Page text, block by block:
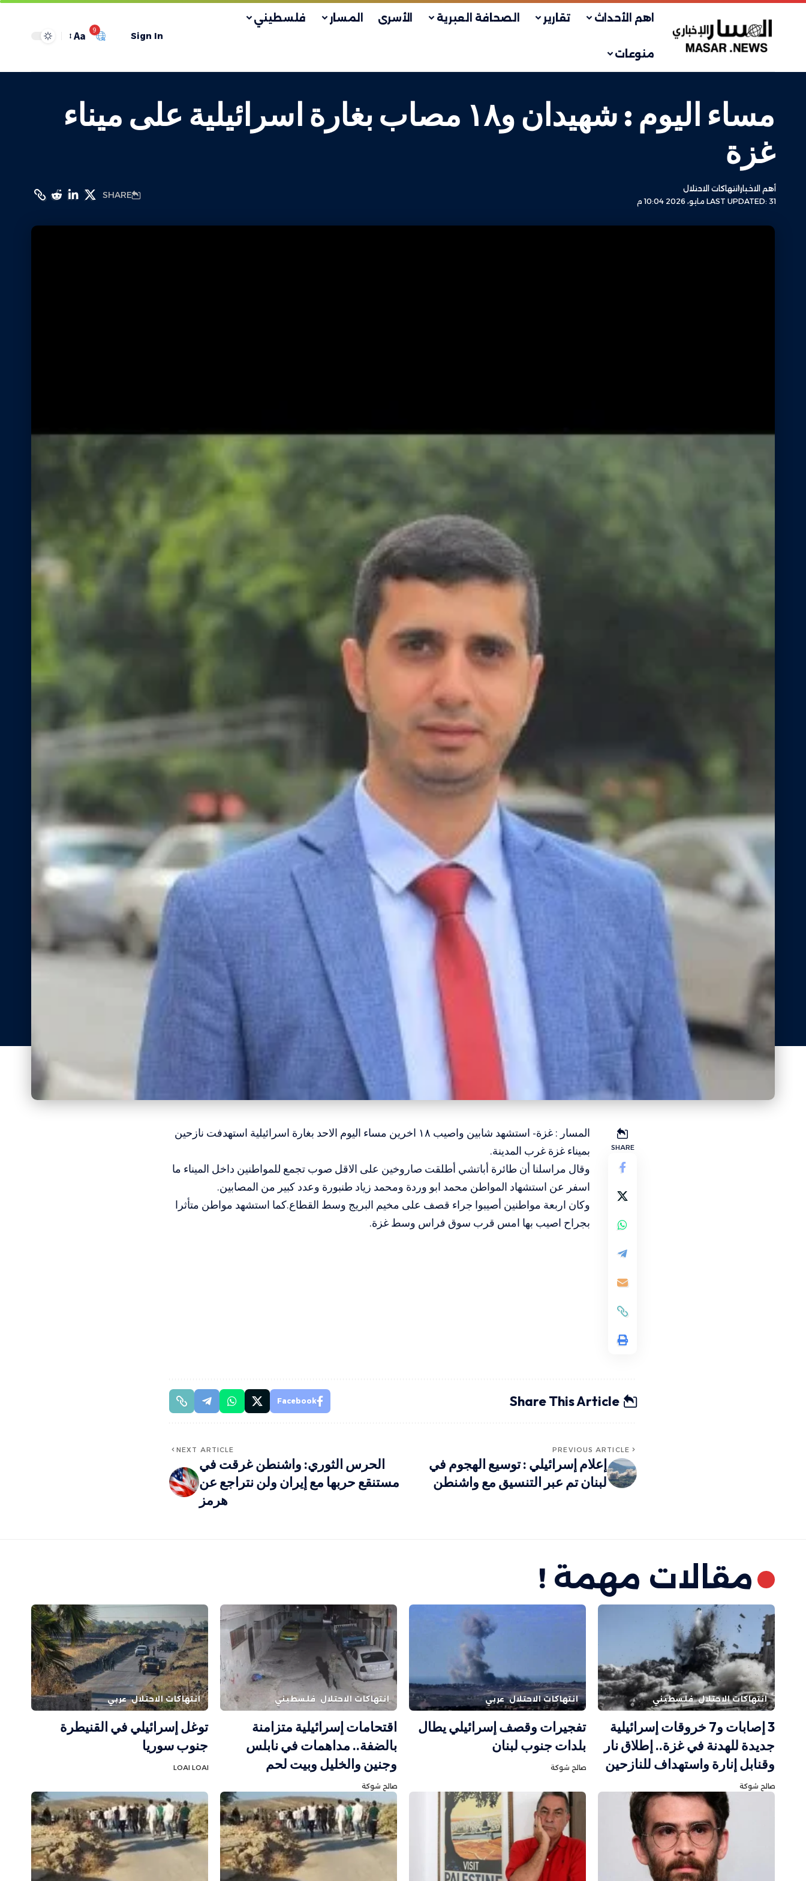
اهم الأحداث تقارير الصحافة العبرية الأسرى المسار فلسطيني
منوعات
Sign In
9
Aa
مساء اليوم : شهيدان و١٨ مصاب بغارة اسرائيلية على ميناء
غزة
LAST UPDATED: 31 مايو، 2026 10:04 م
أهم الاخبارانتهاكات الاحتلال
SHARE
SHARE
المسار : غزة- استشهد شابين واصيب ١٨ اخرين مساء اليوم الاحد بغارة اسرائيلية استهدفت نازحين
بميناء غزة غرب المدينة.
وقال مراسلنا أن طائرة أباتشي أطلقت صاروخين على الاقل صوب تجمع للمواطنين داخل الميناء ما
اسفر عن استشهاد المواطن محمد ابو وردة ومحمد زياد طنبورة وعدد كبير من المصابين.
وكان اربعة مواطنين أصيبوا جراء قصف على مخيم البريج وسط القطاع.كما استشهد مواطن متأثرا
بجراح اصيب بها امس قرب سوق فراس وسط غزة.
Share This Article
Facebook
PREVIOUS ARTICLE
إعلام إسرائيلي : توسيع الهجوم في
لبنان تم عبر التنسيق مع واشنطن
NEXT ARTICLE
الحرس الثوري: واشنطن غرقت في
مستنقع حربها مع إيران ولن نتراجع عن
هرمز
مقالات مهمة !
انتهاكات الاحتلال فلسطيني
3 إصابات و7 خروقات إسرائيلية
جديدة للهدنة في غزة.. إطلاق نار
وقنابل إنارة واستهداف للنازحين
صالح شوكة
انتهاكات الاحتلال عربي
تفجيرات وقصف إسرائيلي يطال
بلدات جنوب لبنان
صالح شوكة
انتهاكات الاحتلال فلسطيني
اقتحامات إسرائيلية متزامنة
بالضفة.. مداهمات في نابلس
وجنين والخليل وبيت لحم
صالح شوكة
انتهاكات الاحتلال عربي
توغل إسرائيلي في القنيطرة
جنوب سوريا
LOAI LOAI